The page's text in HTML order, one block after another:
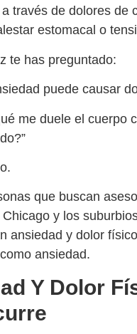
través de dolores de
estomacal o
te has preguntado:
puede causar
me duele el cuerpo
que buscan
y los
ansiedad y dolor
ansiedad.
Y Dolor